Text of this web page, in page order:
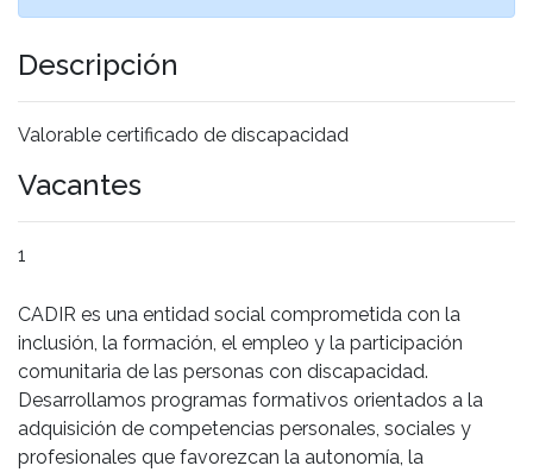
Descripción
Valorable certificado de discapacidad
Vacantes
1
CADIR es una entidad social comprometida con la
inclusión, la formación, el empleo y la participación
comunitaria de las personas con discapacidad.
Desarrollamos programas formativos orientados a la
adquisición de competencias personales, sociales y
profesionales que favorezcan la autonomía, la